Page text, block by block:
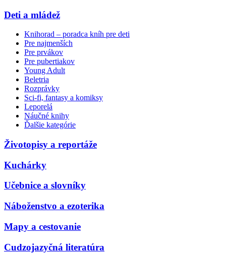
Deti a mládež
Knihorad – poradca kníh pre deti
Pre najmenších
Pre prvákov
Pre pubertiakov
Young Adult
Beletria
Rozprávky
Sci-fi, fantasy a komiksy
Leporelá
Náučné knihy
Ďalšie kategórie
Životopisy a reportáže
Kuchárky
Učebnice a slovníky
Náboženstvo a ezoterika
Mapy a cestovanie
Cudzojazyčná literatúra